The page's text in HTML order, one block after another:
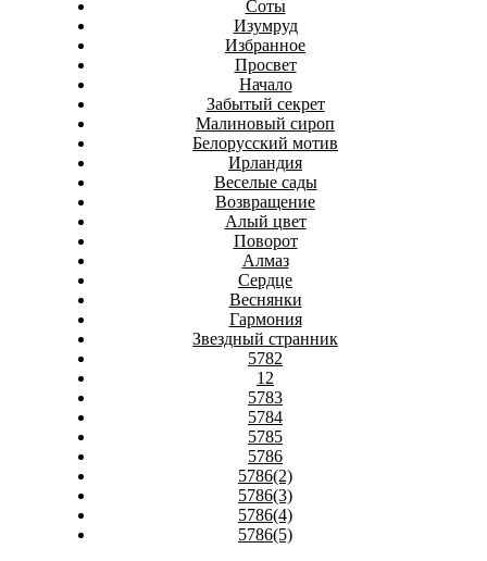
Соты
Изумруд
Избранное
Просвет
Начало
Забытый секрет
Малиновый сироп
Белорусский мотив
Ирландия
Веселые сады
Возвращение
Алый цвет
Поворот
Алмаз
Сердце
Веснянки
Гармония
Звездный странник
5782
12
5783
5784
5785
5786
5786(2)
5786(3)
5786(4)
5786(5)